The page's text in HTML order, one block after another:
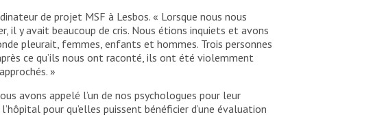
de projet MSF à Lesbos. « Lorsque nous nous
il y avait beaucoup de cris. Nous étions inquiets et avons
pleurait, femmes, enfants et hommes. Trois personnes
ce qu’ils nous ont raconté, ils ont été violemment
»
avons appelé l’un de nos psychologues pour leur
pour qu’elles puissent bénéficier d’une évaluation